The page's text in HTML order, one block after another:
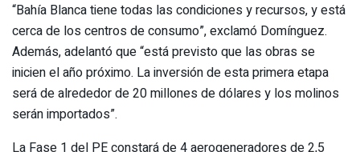
“Bahía Blanca tiene todas las condiciones y recursos, y está
cerca de los centros de consumo”, exclamó Domínguez.
Además, adelantó que “está previsto que las obras se
inicien el año próximo. La inversión de esta primera etapa
será de alrededor de 20 millones de dólares y los molinos
serán importados”.
La Fase 1 del PE constará de 4 aerogeneradores de 2,5